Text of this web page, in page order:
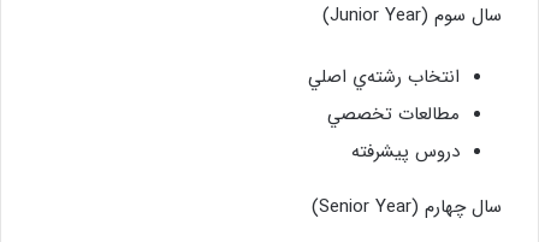
سال سوم (Junior Year)
انتخاب رشته‌ي اصلي
مطالعات تخصصي
دروس پيشرفته
سال چهارم (Senior Year)